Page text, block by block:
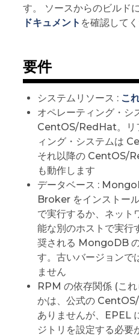
す。 ソースからのビルド
ドキュメント を確認してく
要件
システムリソース : こ
オペレーティング・シ
CentOS/RedHat。リ
ィング・システムは
それ以降の CentOS/
も動作します
データベース :
Broker をインストー
で実行するか、ネット
能な別のホストで実行
奨される MongoDB
す。古いバージョンで
ません
RPM の依存関係 (こ
かは、公式の
ありませんが、EPEL
ジトリを設定する必要